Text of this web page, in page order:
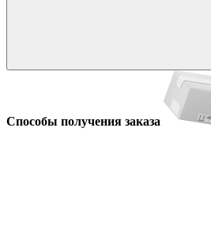
Способы получения заказа